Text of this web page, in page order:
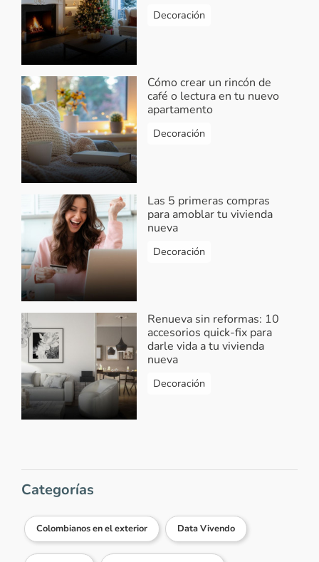
Decoración
Cómo crear un rincón de
café o lectura en tu nuevo
apartamento
Decoración
Las 5 primeras compras
para amoblar tu vivienda
nueva
Decoración
Renueva sin reformas: 10
accesorios quick-fix para
darle vida a tu vivienda
nueva
Decoración
Categorías
Colombianos en el exterior Data Vivendo